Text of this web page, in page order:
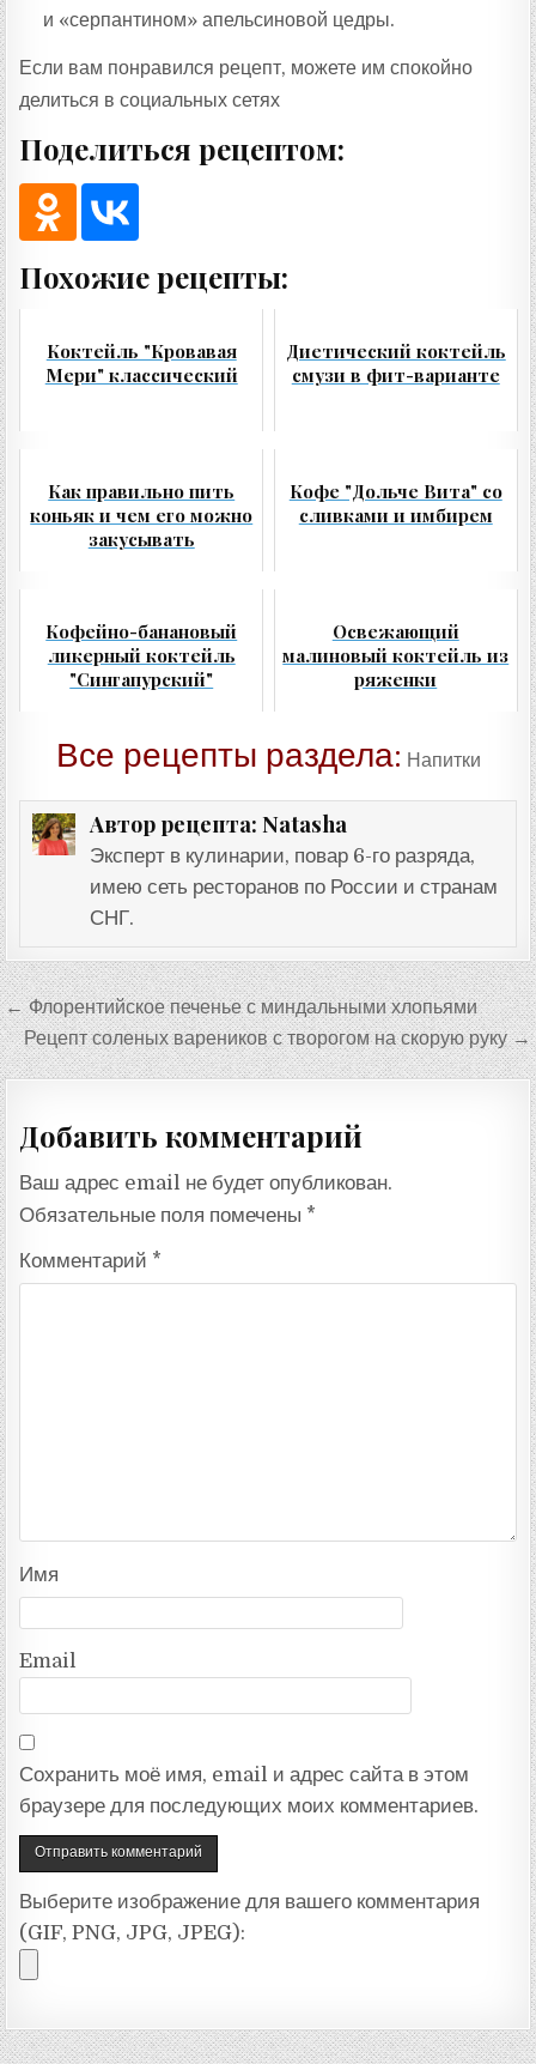
и «серпантином» апельсиновой цедры.
Если вам понравился рецепт, можете им спокойно
делиться в социальных сетях
Поделиться рецептом:
Похожие рецепты:
Коктейль "Кровавая
Мери" классический
Диетический коктейль
смузи в фит-варианте
Как правильно пить
коньяк и чем его можно
закусывать
Кофе "Дольче Вита" со
сливками и имбирем
Кофейно-банановый
ликерный коктейль
"Сингапурский"
Освежающий
малиновый коктейль из
ряженки
Все рецепты раздела: Напитки
Автор рецепта: Natasha
Эксперт в кулинарии, повар 6-го разряда,
имею сеть ресторанов по России и странам
СНГ.
Навигация
по
записям
← Флорентийское печенье с миндальными хлопьями
Рецепт соленых вареников с творогом на скорую руку →
Добавить комментарий
Ваш адрес email не будет опубликован.
Обязательные поля помечены *
Комментарий *
Имя
Email
Сохранить моё имя, email и адрес сайта в этом
браузере для последующих моих комментариев.
Выберите изображение для вашего комментария
(GIF, PNG, JPG, JPEG):